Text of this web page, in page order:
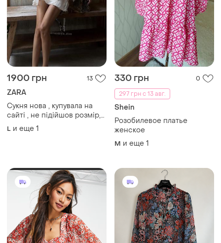
1900 грн 13
ZARA
Сукня нова , купувала на
сайті , не підійшов розмір,
дуже гарна 😍
L и еще 1
330 грн
0
297 грн с 13 авг.
Shein
Розобилевое платье
женское
M и еще 1